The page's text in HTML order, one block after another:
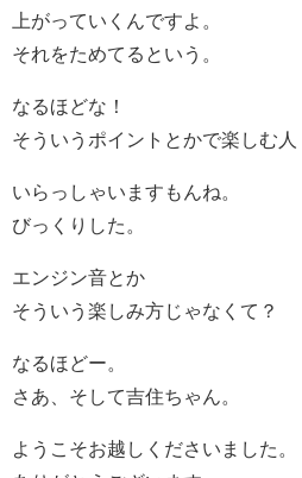
上がっていくんですよ。
それをためてるという。
なるほどな！
そういうポイントとかで楽しむ人
いらっしゃいますもんね。
びっくりした。
エンジン音とか
そういう楽しみ方じゃなくて？
なるほどー。
さあ、そして吉住ちゃん。
ようこそお越しくださいました。